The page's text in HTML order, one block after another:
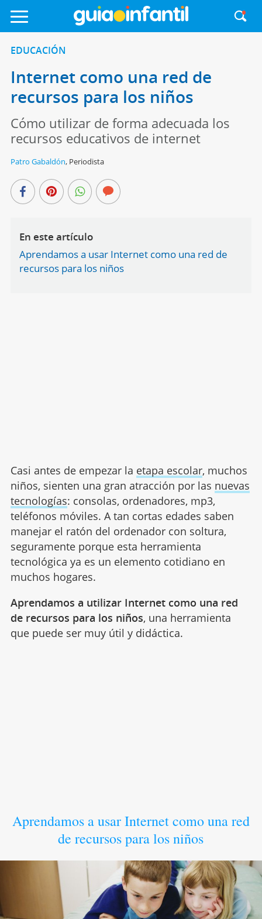
EDUCACIÓN
Internet como una red de
recursos para los niños
Cómo utilizar de forma adecuada los
recursos educativos de internet
Patro Gabaldón, Periodista
En este artículo
Aprendamos a usar Internet como una red de
recursos para los niños
Casi antes de empezar la etapa escolar, muchos
niños, sienten una gran atracción por las nuevas
tecnologías: consolas, ordenadores, mp3,
teléfonos móviles. A tan cortas edades saben
manejar el ratón del ordenador con soltura,
seguramente porque esta herramienta
tecnológica ya es un elemento cotidiano en
muchos hogares.
Aprendamos a utilizar Internet como una red
de recursos para los niños, una herramienta
que puede ser muy útil y didáctica.
Aprendamos a usar Internet como una red
de recursos para los niños